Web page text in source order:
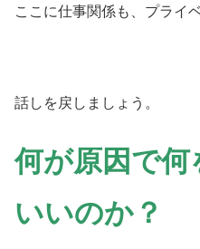
ここに仕事関係も、プライ
話しを戻しましょう。
何が原因で
いいのか？